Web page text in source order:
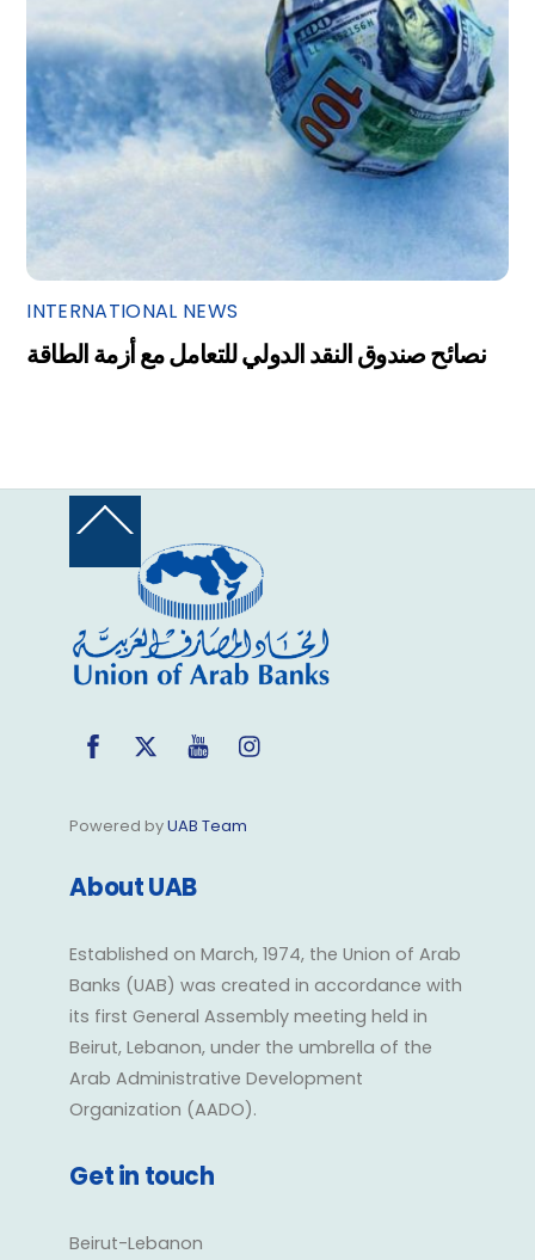
INTERNATIONAL NEWS
نصائح صندوق النقد الدولي للتعامل مع أزمة الطاقة
Back
Top
FacebookTwitter YouTube
Powered byUAB Team
About UAB
Established on March, 1974, the Union of Arab
Banks (UAB) was created in accordance with
its first General Assembly meeting held in
Beirut, Lebanon, under the umbrella of the
Arab Administrative Development
Organization (AADO).
Get in touch
Beirut-Lebanon